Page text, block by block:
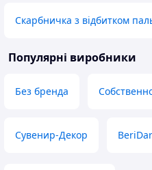
Скарбничка з відбитком
Популярні виробники
Без бренда
Сувенир-Декор